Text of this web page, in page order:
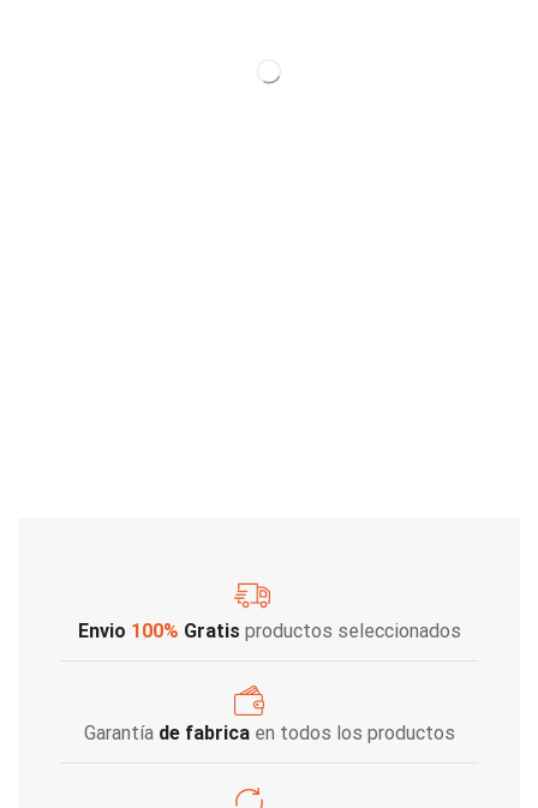
Envio 100% Gratis productos seleccionados
Garantía de fabricaen todos los productos